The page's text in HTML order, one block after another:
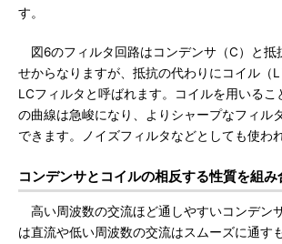
す。
図6のフィルタ回路はコンデンサ（C）と抵
せからなりますが、抵抗の代わりにコイル（
LCフィルタと呼ばれます。コイルを用いるこ
の曲線は急峻になり、よりシャープなフィル
できます。ノイズフィルタなどとしても使わ
コンデンサとコイルの相反する性質を組
高い周波数の交流ほど通しやすいコンデン
は直流や低い周波数の交流はスムーズに通す